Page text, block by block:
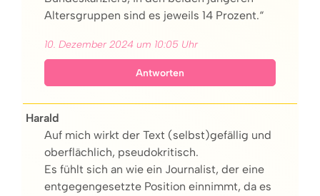
Altersgruppen sind es jeweils 14 Prozent.“
10. Dezember 2024 um 10:05 Uhr
Antworten
Harald
Auf mich wirkt der Text (selbst)gefällig und
oberflächlich, pseudokritisch.
Es fühlt sich an wie ein Journalist, der eine
entgegengesetzte Position einnimmt, da es